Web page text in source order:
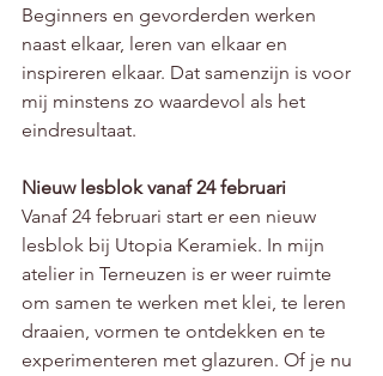
Beginners en gevorderden werken
naast elkaar, leren van elkaar en
inspireren elkaar. Dat samenzijn is voor
mij minstens zo waardevol als het
eindresultaat.
Nieuw lesblok vanaf 24 februari
Vanaf 24 februari start er een nieuw
lesblok bij Utopia Keramiek. In mijn
atelier in Terneuzen is er weer ruimte
om samen te werken met klei, te leren
draaien, vormen te ontdekken en te
experimenteren met glazuren. Of je nu